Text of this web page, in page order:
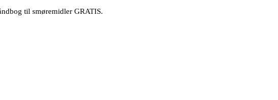
til smøremidler GRATIS.